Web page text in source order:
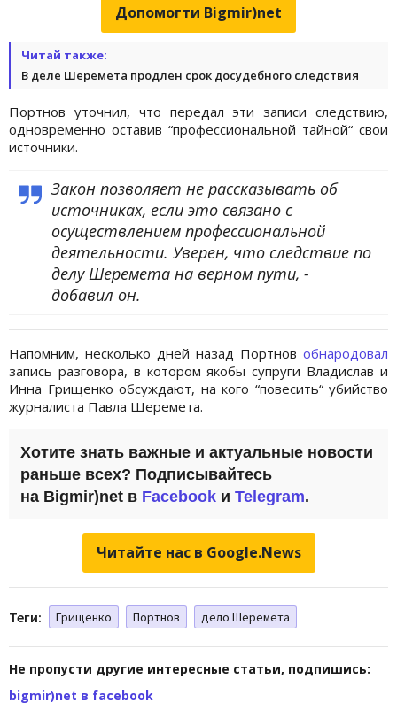
Допомогти Bigmir)net
Читай также:
В деле Шеремета продлен срок досудебного следствия
Портнов уточнил, что передал эти записи следствию,
одновременно оставив “профессиональной тайной“ свои
источники.
Закон позволяет не рассказывать об
источниках, если это связано с
осуществлением профессиональной
деятельности. Уверен, что следствие по
делу Шеремета на верном пути, -
добавил он.
Напомним, несколько дней назад Портнов обнародовал
запись разговора, в котором якобы супруги Владислав и
Инна Грищенко обсуждают, на кого “повесить“ убийство
журналиста Павла Шеремета.
Хотите знать важные и актуальные новости
раньше всех? Подписывайтесь
на Bigmir)net в Facebook и Telegram.
Читайте нас в Google.News
Теги: Грищенко Портнов дело Шеремета
Не пропусти другие интересные статьи, подпишись:
bigmir)net в facebook